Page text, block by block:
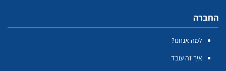
החברה
למה אנחנו?
איך זה עובד